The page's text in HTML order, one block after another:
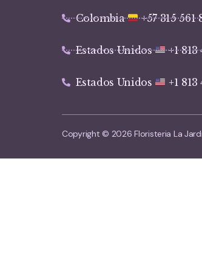
Colombia +57 315 561
Estados Unidos +1 813
Estados Unidos +1 813
Copyright © 2026 Floristeria La